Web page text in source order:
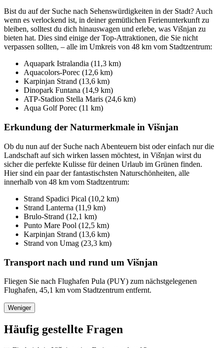
Bist du auf der Suche nach Sehenswürdigkeiten in der Stadt? Auch
wenn es verlockend ist, in deiner gemütlichen Ferienunterkunft zu
bleiben, solltest du dich hinauswagen und erlebe, was Višnjan zu
bieten hat. Dies sind einige der Top-Attraktionen, die Sie nicht
verpassen sollten, – alle im Umkreis von 48 km vom Stadtzentrum:
Aquapark Istralandia (11,3 km)
Aquacolors-Porec (12,6 km)
Karpinjan Strand (13,6 km)
Dinopark Funtana (14,9 km)
ATP-Stadion Stella Maris (24,6 km)
Aqua Golf Porec (11 km)
Erkundung der Naturmerkmale in Višnjan
Ob du nun auf der Suche nach Abenteuern bist oder einfach nur die
Landschaft auf sich wirken lassen möchtest, in Višnjan wirst du
sicher die perfekte Kulisse für deinen Urlaub im Grünen finden.
Hier sind ein paar der fantastischsten Naturschönheiten, alle
innerhalb von 48 km vom Stadtzentrum:
Strand Spadici Pical (10,2 km)
Strand Lanterna (11,9 km)
Brulo-Strand (12,1 km)
Punto Mare Pool (12,5 km)
Karpinjan Strand (13,6 km)
Strand von Umag (23,3 km)
Transport nach und rund um Višnjan
Fliegen Sie nach Flughafen Pula (PUY) zum nächstgelegenen
Flughafen, 45,1 km vom Stadtzentrum entfernt.
Weniger
Häufig gestellte Fragen